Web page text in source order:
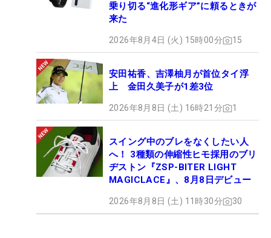
乗り切る“進化形ギア”に頼るときが
来た
2026年8月4日 (火) 15時00分 15
安田祐香、吉澤柚月が首位タイ浮
上 金田久美子が1差3位
2026年8月8日 (土) 16時21分 1
スイング中のブレをなくしたい人
へ！ 3種類の伸縮性ヒモ採用のブリ
ヂストン『ZSP-BITER LIGHT
MAGICLACE』、8月8日デビュー
2026年8月8日 (土) 11時30分 30